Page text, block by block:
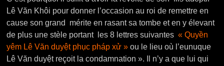
Lê Văn Khôi pour donner l’occasion au roi de remettre en
cause son grand mérite en rasant sa tombe et en y élevant
de plus une stèle portant les 8 lettres suivantes« Quyền
yêm Lê Văn duyệt phục pháp xử » ou le lieu où l’eunuque
Lê Văn duyệt reçoit la condamnation ». Il n’y a que lui qui